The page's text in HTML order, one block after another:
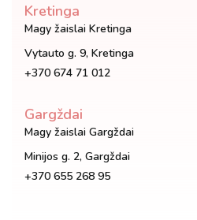
Kretinga
Magy žaislai Kretinga
Vytauto g. 9, Kretinga
+370 674 71 012
Gargždai
Magy žaislai Gargždai
Minijos g. 2, Gargždai
+370 655 268 95